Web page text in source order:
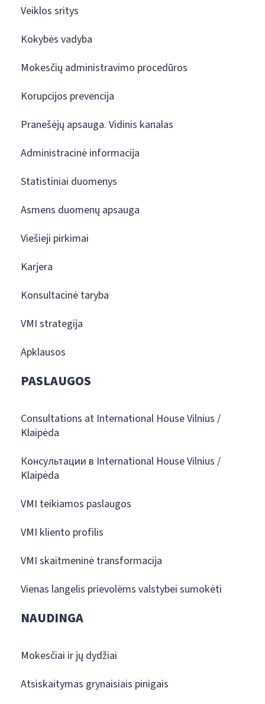
Veiklos sritys
Kokybės vadyba
Mokesčių administravimo procedūros
Korupcijos prevencija
Pranešėjų apsauga. Vidinis kanalas
Administracinė informacija
Statistiniai duomenys
Asmens duomenų apsauga
Viešieji pirkimai
Karjera
Konsultacinė taryba
VMI strategija
Apklausos
PASLAUGOS
Consultations at International House Vilnius /
Klaipėda
Консультации в International House Vilnius /
Klaipėda
VMI teikiamos paslaugos
VMI kliento profilis
VMI skaitmeninė transformacija
Vienas langelis prievolėms valstybei sumokėti
NAUDINGA
Mokesčiai ir jų dydžiai
Atsiskaitymas grynaisiais pinigais